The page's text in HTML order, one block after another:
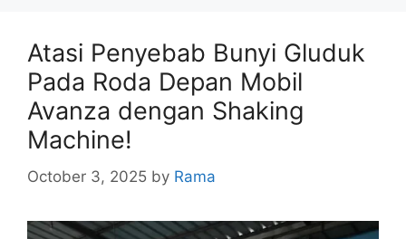
Atasi Penyebab Bunyi Gluduk
Pada Roda Depan Mobil
Avanza dengan Shaking
Machine!
October 3, 2025 by Rama